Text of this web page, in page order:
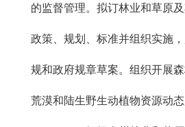
的监督管理。拟订林业和草原
政策、规划、标准并组织实施
规和政府规章草案。组织开展森
荒漠和陆生野生动植物资源动态